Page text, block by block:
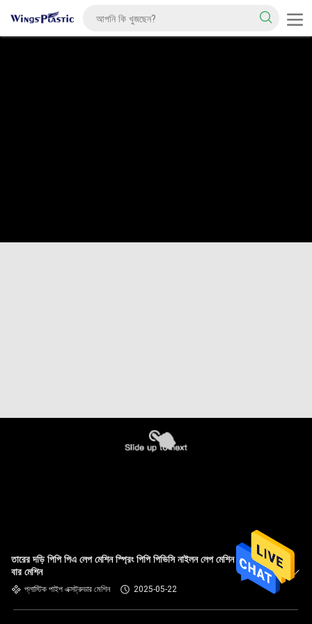
তারের দড়ি পিপি পিএ লেপ মেশিন স্প্রিং পিপি পিভিসি নাইলন লেপ মেশিন নাক ব্রিজ
বার মেশিন
প্লাস্টিক পাইপ এক্সট্রুডার মেশিন 2025-05-22